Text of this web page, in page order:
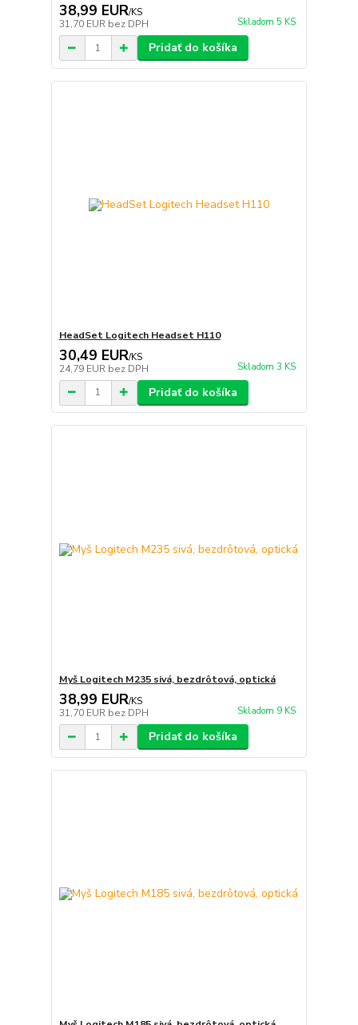
38,99 EUR/KS
31,70 EUR bez DPH Skladom 5 KS
Pridať do košíka
HeadSet Logitech Headset H110
30,49 EUR/KS
24,79 EUR bez DPH Skladom 3 KS
Pridať do košíka
Myš Logitech M235 sivá, bezdrôtová, optická
38,99 EUR/KS
31,70 EUR bez DPH Skladom 9 KS
Pridať do košíka